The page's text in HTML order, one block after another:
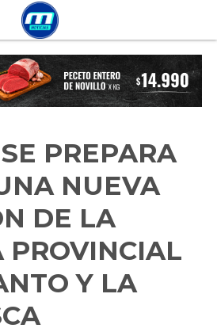
PREPARA
NUEVA
DE LA
PROVINCIAL
Y LA